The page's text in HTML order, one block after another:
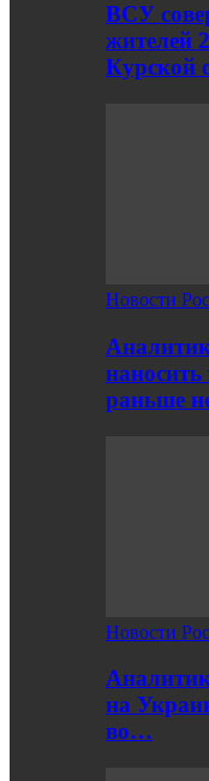
ВСУ
жителей
Курской
Новости
раньше
Новости
на
во…